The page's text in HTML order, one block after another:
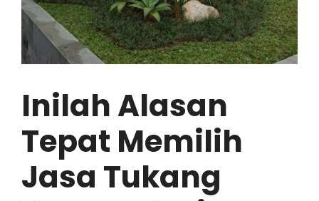
Inilah Alasan
Tepat Memilih
Jasa Tukang